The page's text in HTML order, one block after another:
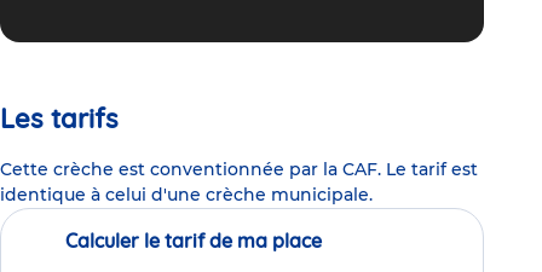
Les tarifs
Cette crèche est conventionnée par la CAF. Le tarif est
identique à celui d'une crèche municipale.
Calculer le tarif de ma place